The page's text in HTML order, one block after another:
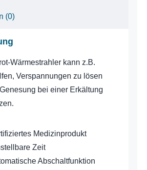
(0)
Wärmestrahler kann z.B.
Verspannungen zu lösen
bei einer Erkältung
Medizinprodukt
Zeit
Abschaltfunktion